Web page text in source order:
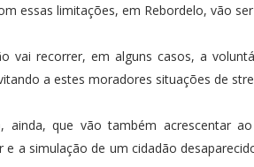
essas limitações, em Rebordelo, vão
vai recorrer, em alguns casos, a
a estes moradores situações de
ainda, que vão também acrescentar
e a simulação de um cidadão